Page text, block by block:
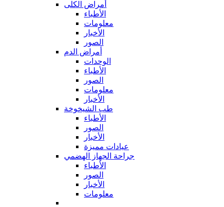
أمراض الكلى
الأطباء
معلومات
الأخبار
الصور
أمراض الدم
الوحدات
الأطباء
الصور
معلومات
الأخبار
طب الشيخوخة
الأطباء
الصور
الأخبار
عيادات مميزة
جراحة الجهاز الهضمي
الأطباء
الصور
الأخبار
معلومات